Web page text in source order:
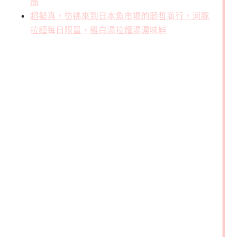
局
超擬真，彷彿來到日本魚市場的藤哲商行，河豚
拉麵每日限量，雞白湯拉麵湯濃味鮮